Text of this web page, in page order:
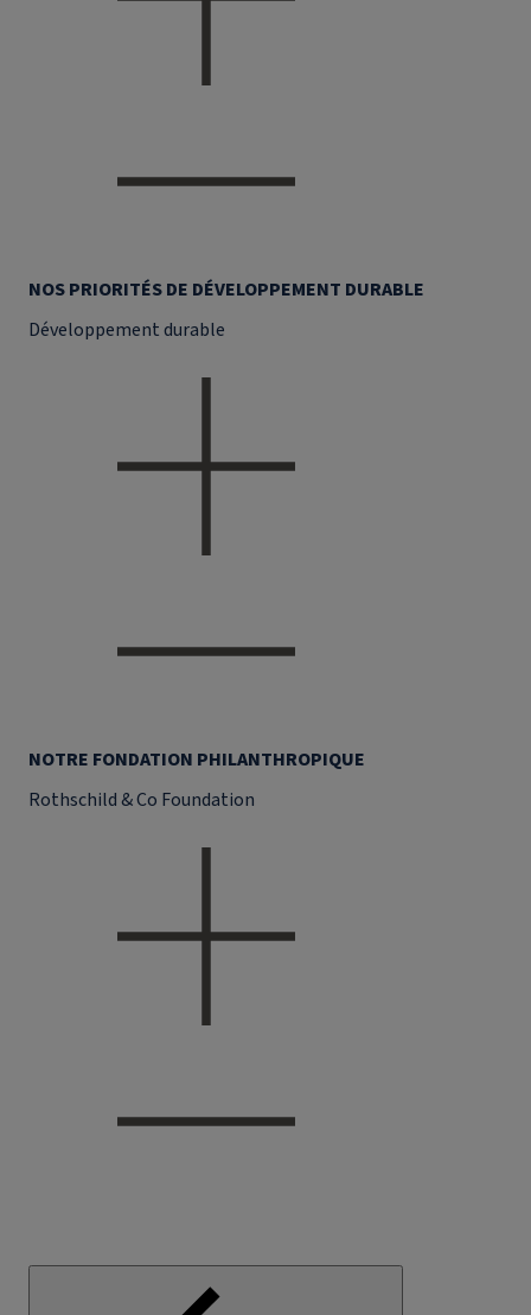
NOS PRIORITÉS DE DÉVELOPPEMENT DURABLE
Développement durable
NOTRE FONDATION PHILANTHROPIQUE
Rothschild & Co Foundation